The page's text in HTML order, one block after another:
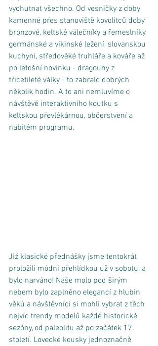
vychutnat všechno. Od vesničky z doby
kamenné přes stanoviště kovolitců doby
bronzové, keltské válečníky a řemeslníky,
germánské a vikinské ležení, slovanskou
kuchyni, středověké truhláře a kováře až
po letošní novinku - dragouny z
třicetileté války - to zabralo dobrých
několik hodin. A to ani nemluvíme o
návštěvě interaktivního koutku s
keltskou převlékárnou, občerstvení a
nabitém programu.
Již klasické přednášky jsme tentokrát
proložili módní přehlídkou už v sobotu, a
bylo narváno! Naše molo pod širým
nebem bylo zaplněno elegancí z hlubin
věků a návštěvníci si mohli vybrat z těch
nejvíc trendy modelů každé historické
sezóny, od paleolitu až po začátek 17.
století. Lovecké kousky jednoznačně